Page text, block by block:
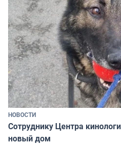
НОВОСТИ
Сотруднику Центра
новый дом